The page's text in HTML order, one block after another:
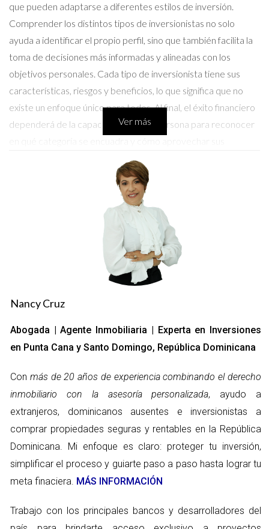
que pueden adaptarse a diferentes estilos de inversión.
Comprender los distintos tipos de inversionistas no solo
ayuda a identificar el propio perfil, sino que también facilita la
toma de decisiones más informadas y alineadas con los
objetivos personales. Cada tipo de inversionista tiene sus
características, riesgos y beneficios, lo que significa que no
existe un enfoque único para todos. Al final, el éxito financiero
dependerá de la capacidad de cada persona para reconocer
El inversionista conservador
Los inversionistas conservadores tienden a priorizar la
seguridad y la estabilidad por encima de las ganancias rápidas.
Este perfil busca propiedades que generen ingresos pasivos
constantes a través de alquileres, prefiriendo propiedades en
áreas consolidadas con un historial de valor estable. A
menudo, optan por propiedades multifamiliares o
comerciales, donde el flujo de caja es más predecible.
Prefiere inversiones seguras y de bajo riesgo, aunque esto
asumir riesgos y, por lo general, se enfocan en inversiones a
largo plazo que les proporcionen tranquilidad y un retorno
moderado pero seguro.
“La clave de la inversión conservadora es la
paciencia: los rendimientos a largo plazo superan
con creces la gratificación inmediata.”
El Moderado:
Está dispuesto a asumir algunos
riesgos calculados para obtener un mejor
Ver más
Nancy Cruz
Abogada | Agente Inmobiliaria | Experta en Inversiones
en Punta Cana y Santo Domingo, República Dominicana
Con más de 20 años de experiencia combinando el derecho
inmobiliario con la asesoría personalizada, ayudo a
extranjeros, dominicanos ausentes e inversionistas a
comprar propiedades seguras y rentables en la República
Dominicana. Mi enfoque es claro: proteger tu inversión,
simplificar el proceso y guiarte paso a paso hasta lograr tu
meta finaciera. MÁS INFORMACIÓN
Trabajo con los principales bancos y desarrolladores del